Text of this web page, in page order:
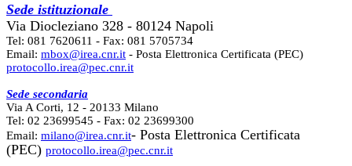
Sede istituzionale
Via Diocleziano 328 - 80124 Napoli
Tel: 081 7620611 - Fax: 081 5705734
Email: mbox@irea.cnr.it - Posta Elettronica Certificata (PEC)
protocollo.irea@pec.cnr.it
Sede secondaria
Via A Corti, 12 - 20133 Milano
Tel: 02 23699545 - Fax: 02 23699300
Email: milano@irea.cnr.it- Posta Elettronica Certificata
(PEC) protocollo.irea@pec.cnr.it